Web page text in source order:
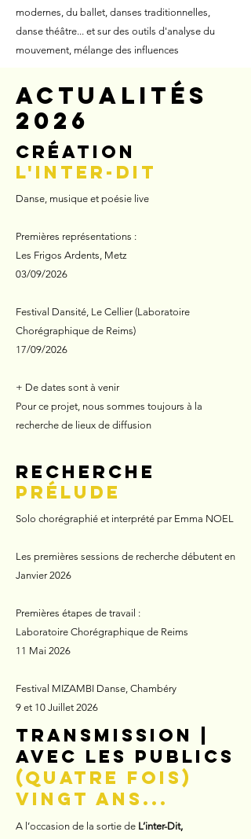
modernes, du ballet, danses traditionnelles,
danse théâtre... et sur des outils d'analyse du
mouvement​​​, mélange des influences​
Actualités
2026
création
L'inter-Dit
Danse, musique et poésie live
Premières représentations :
Les Frigos Ardents, Metz
03/09/2026
Festival Dansité, Le Cellier (Laboratoire
Chorégraphique de Reims)
17/09/2026
+ De dates sont à venir
Pour ce projet, nous sommes toujours à la
recherche de lieux de diffusion
Recherche
Prélude
Solo chorégraphié et interprété par Emma NOEL
Les premières sessions de recherche débutent en
Janvier 2026
Premières étapes de travail :​
Laboratoire Chorégraphique de Reims
11 Mai 2026
Festival MIZAMBI Danse, Chambéry
9 et 10 Juillet 2026
transmission |
avec les publics
(Quatre fois)
vingt ans...
A l’occasion de la sortie de L’inter-Dit,